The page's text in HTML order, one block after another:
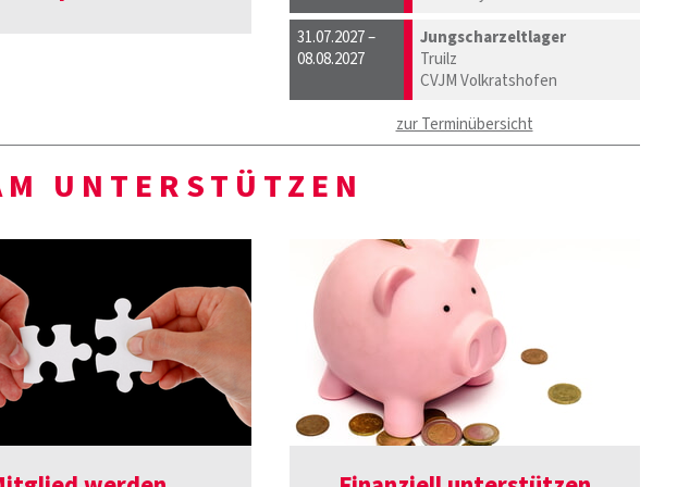
31.07.2027 –
08.08.2027
Jungscharzeltlager
Truilz
CVJM Volkratshofen
zur Terminübersicht
UNTERSTÜTZEN